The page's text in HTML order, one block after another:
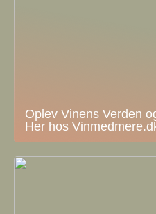
Oplev Vinens Verden
Her hos